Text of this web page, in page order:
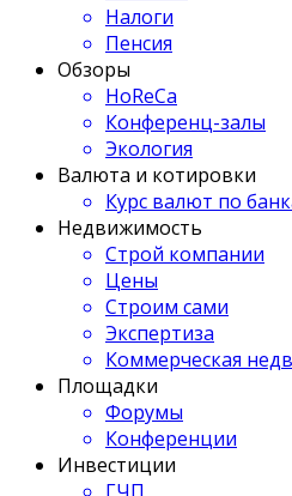
Налоги
Пенсия
Обзоры
HoReCa
Конференц-залы
Экология
Валюта и котировки
Курс валют по
Недвижимость
Строй компании
Цены
Строим сами
Экспертиза
Коммерческая
Площадки
Форумы
Конференции
Инвестиции